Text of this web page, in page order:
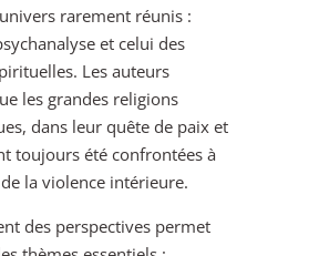
rarement réunis :
et celui des
Les auteurs
les grandes religions
dans leur quête de paix et
toujours été confrontées à
la violence intérieure.
des perspectives permet